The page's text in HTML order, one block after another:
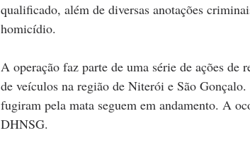
qualificado, além de diversas anotações
homicídio.
A operação faz parte de uma série de ações de
de veículos na região de Niterói e São
fugiram pela mata seguem em andamento. A
DHNSG.